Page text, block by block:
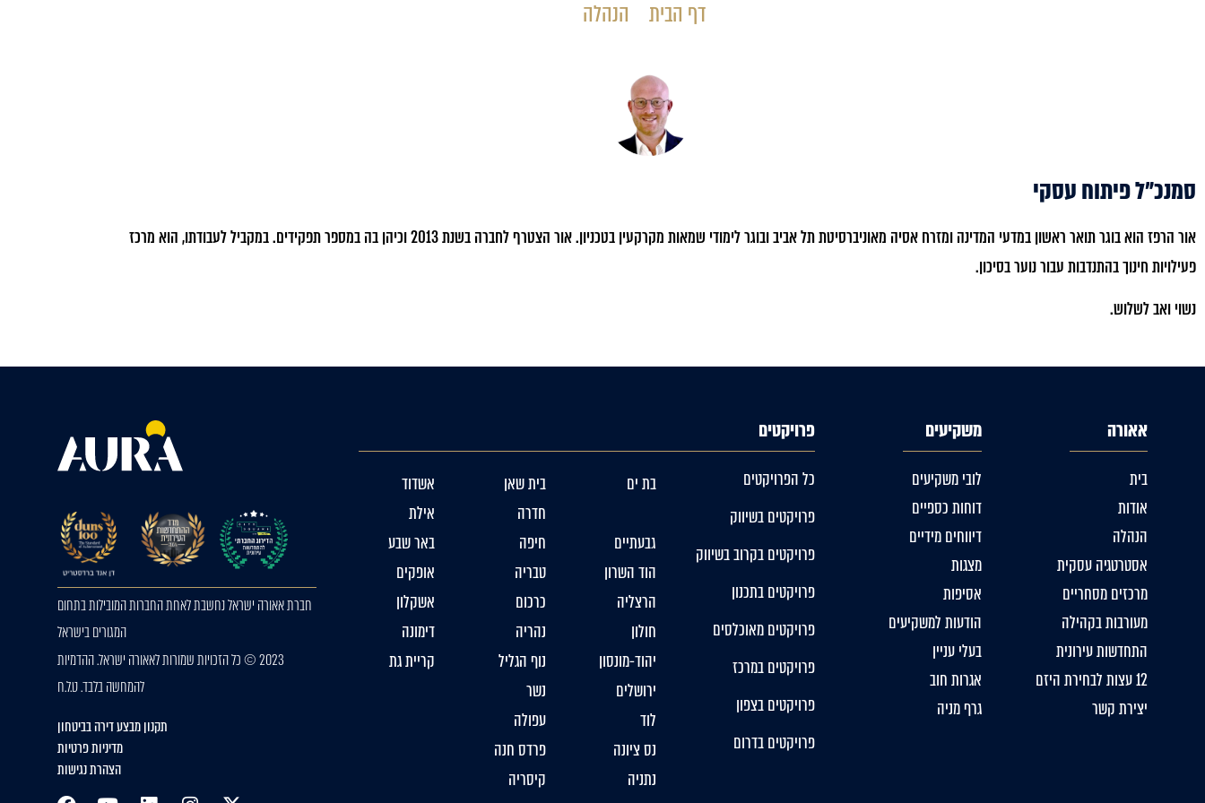
דף הבית הנהלה
סמנכ״ל פיתוח עסקי
אור הרפז הוא בוגר תואר ראשון במדעי המדינה ומזרח אסיה מאוניברסיטת תל אביב ובוגר לימודי שמאות מקרקעין בטכניון. אור הצטרף לחברה בשנת 2013 וכיהן בה במספר תפקידים. במקביל לעבודתו, הוא מרכז
פעילויות חינוך בהתנדבות עבור נוער בסיכון.
נשוי ואב לשלוש.
אאורה
בית
אודות
הנהלה
אסטרטגיה עסקית
מרכזים מסחריים
מעורבות בקהילה
התחדשות עירונית
12 עצות לבחירת היזם
יצירת קשר
משקיעים
לובי משקיעים
דוחות כספיים
דיווחים מידיים
מצגות
אסיפות
הודעות למשקיעים
בעלי עניין
אגרות חוב
גרף מניה
פרויקטים
כל הפרויקטים
פרויקטים בשיווק
פרויקטים בקרוב בשיווק
פרויקטים בתכנון
פרויקטים מאוכלסים
פרויקטים במרכז
פרויקטים בצפון
פרויקטים בדרום
בת ים
גבעתיים
הוד השרון
הרצליה
חולון
יהוד-מונסון
ירושלים
לוד
נס ציונה
נתניה
בית שאן
חדרה
חיפה
טבריה
כרכום
נהריה
נוף הגליל
נשר
עפולה
פרדס חנה
קיסריה
אשדוד
אילת
באר שבע
אופקים
אשקלון
דימונה
קריית גת
חברת אאורה ישראל נחשבת לאחת החברות המובילות בתחום
המגורים בישראל
2023 © כל הזכויות שמורות לאאורה ישראל. ההדמיות
להמחשה בלבד. ט.ל.ח
תקנון מבצע דירה בביטחון
מדיניות פרטיות
הצהרת נגישות